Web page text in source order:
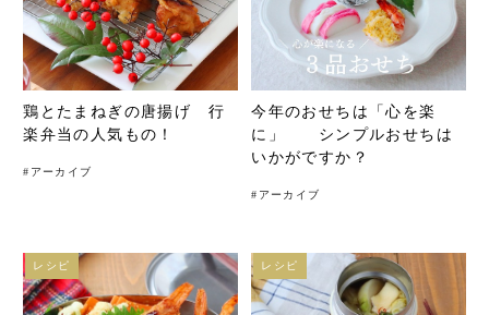
鶏とたまねぎの唐揚げ 行
楽弁当の人気もの！
# アーカイブ
今年のおせちは「心を楽
に」 シンプルおせちは
いかがですか？
# アーカイブ
レシピ レシピ